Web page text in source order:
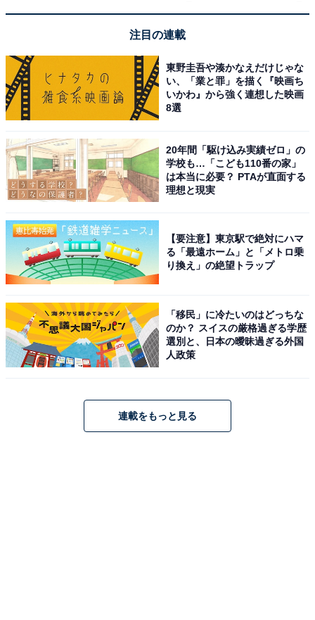
作性がさらに向上
るため、「プルーム・エス2.0」ユーザーなら、慣れた動
作で扱えます。スライドカバーを開ける→たばこスティ
ックを挿し込む→ボタンエリアを1秒以上押し続ける
ーム・エス2.0」を利用したことがない人でも、ストレス
を一切感じずにすぐにたばこを吸い始められるでしょ
注目の連載
東野圭吾や湊かなえだけじゃな
い、「業と罪」を描く『映画ち
いかわ』から強く連想した映画
8選
20年間「駆け込み実績ゼロ」の
学校も…「こども110番の家」
は本当に必要？ PTAが直面する
理想と現実
【要注意】東京駅で絶対にハマ
る「最遠ホーム」と「メトロ乗
り換え」の絶望トラップ
「移民」に冷たいのはどっちな
のか？ スイスの厳格過ぎる学歴
選別と、日本の曖昧過ぎる外国
人政策
連載をもっと見る